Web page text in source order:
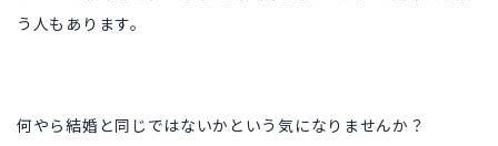
う人もあります。
何やら結婚と同じではないかという気になりませんか？